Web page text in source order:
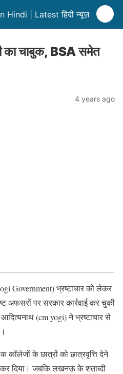
Hindi | Latest हिंदी न्यूज़
का चाबुक, BSA समेत
4 years ago
Government) भ्रष्टाचार को लेकर
अफसरों पर सरकार कार्रवाई कर चुकी
(cm yogi) ने भ्रष्टाचार से
कॉलेजों के छात्रों को छात्रवृत्ति देने
कर दिया। जबकि लखनऊ के शताब्दी